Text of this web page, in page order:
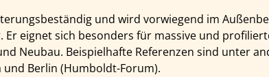
und wird vorwiegend im
eignet sich besonders für massive und
Neubau. Beispielhafte Referenzen sind unter
Berlin (Humboldt-Forum).